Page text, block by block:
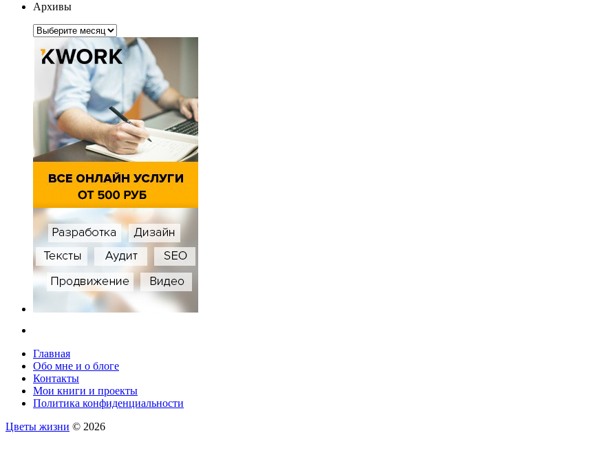
Архивы
Архивы
Главная
Обо мне и о блоге
Контакты
Мои книги и проекты
Политика конфиденциальности
Цветы жизни © 2026